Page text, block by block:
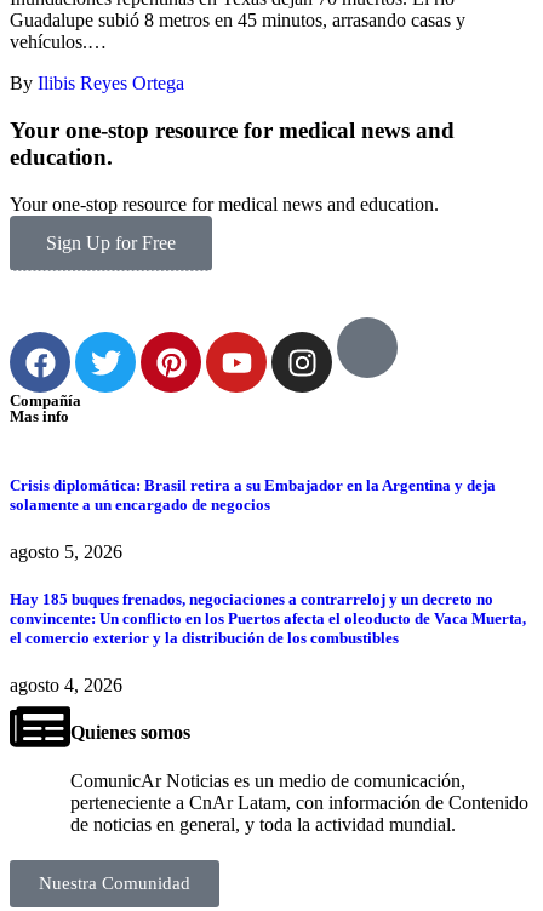
Guadalupe subió 8 metros en 45 minutos, arrasando casas y
vehículos.…
By Ilibis Reyes Ortega
Your one-stop resource for medical news and
education.
Your one-stop resource for medical news and education.
Sign Up for Free
Compañía
Mas info
Crisis diplomática: Brasil retira a su Embajador en la Argentina y deja
solamente a un encargado de negocios
agosto 5, 2026
Hay 185 buques frenados, negociaciones a contrarreloj y un decreto no
convincente: Un conflicto en los Puertos afecta el oleoducto de Vaca Muerta,
el comercio exterior y la distribución de los combustibles
agosto 4, 2026
Quienes somos
ComunicAr Noticias es un medio de comunicación,
perteneciente a CnAr Latam, con información de Contenido
de noticias en general, y toda la actividad mundial.
Nuestra Comunidad